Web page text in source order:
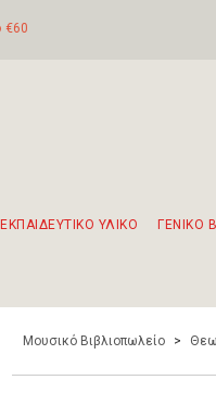
€60
ΥΛΙΚΟ ΓΕΝΙΚΟ
Μουσικό Βιβλιοπωλείο >